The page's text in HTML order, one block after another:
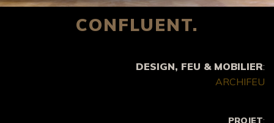
CONFLUENT.
DESIGN, FEU & MOBILIER:
ARCHIFEU
PROJET: